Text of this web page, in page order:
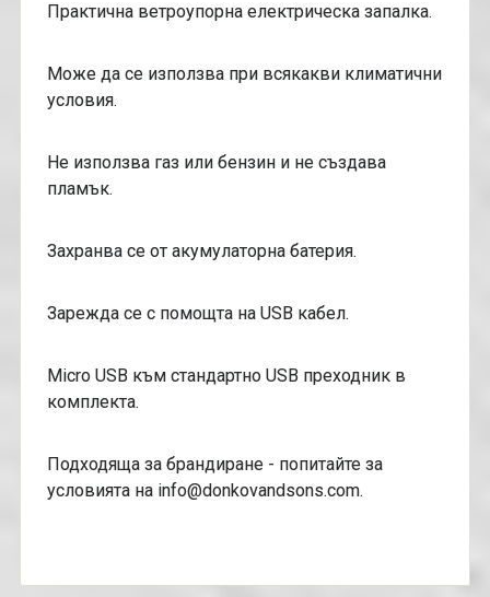
Практична ветроупорна електрическа запалка.
Може да се използва при всякакви климатични
условия.
Не използва газ или бензин и не създава
пламък.
Захранва се от акумулаторна батерия.
Зарежда се с помощта на USB кабел.
Мicro USB към стандартно USB преходник в
комплекта.
Подходяща за брандиране - попитайте за
условията на info@donkovandsons.com.